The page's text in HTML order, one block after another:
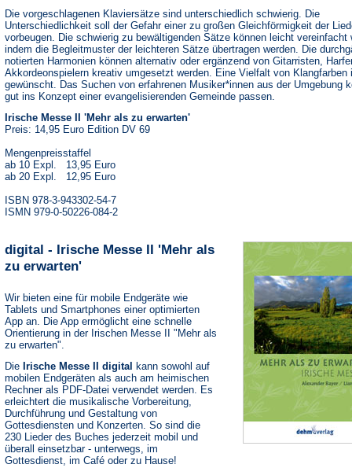
Die vorgeschlagenen Klaviersätze sind unterschiedlich schwierig. Die
Unterschiedlichkeit soll der Gefahr einer zu großen Gleichförmigkeit der
vorbeugen. Die schwierig zu bewältigenden Sätze können leicht vereinfacht
indem die Begleitmuster der leichteren Sätze übertragen werden. Die
notierten Harmonien können alternativ oder ergänzend von Gitarristen,
Akkordeonspielern kreativ umgesetzt werden. Eine Vielfalt von Klangfarben
gewünscht. Das Suchen von erfahrenen Musiker*innen aus der Umgebung
gut ins Konzept einer evangelisierenden Gemeinde passen.
Irische Messe II 'Mehr als zu erwarten'
Preis: 14,95 Euro Edition DV 69
Mengenpreisstaffel
ab 10 Expl. 13,95 Euro
ab 20 Expl. 12,95 Euro
ISBN 978-3-943302-54-7
ISMN 979-0-50226-084-2
digital - Irische Messe II 'Mehr als
zu erwarten'
Wir bieten eine für mobile Endgeräte wie
Tablets und Smartphones einer optimierten
App an. Die App ermöglicht eine schnelle
Orientierung in der Irischen Messe II "Mehr als
zu erwarten".
Die Irische Messe II digital kann sowohl auf
mobilen Endgeräten als auch am heimischen
Rechner als PDF-Datei verwendet werden. Es
erleichtert die musikalische Vorbereitung,
Durchführung und Gestaltung von
Gottesdiensten und Konzerten. So sind die
230 Lieder des Buches jederzeit mobil und
überall einsetzbar - unterwegs, im
Gottesdienst, im Café oder zu Hause!